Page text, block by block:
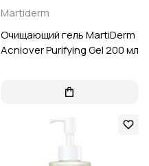
Martiderm
Очищающий гель MartiDerm
Acniover Purifying Gel 200 мл